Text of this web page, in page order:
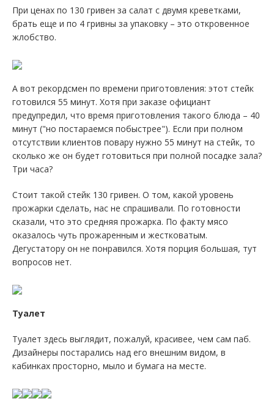
При ценах по 130 гривен за салат с двумя креветками,
брать еще и по 4 гривны за упаковку – это откровенное
жлобство.
А вот рекордсмен по времени приготовления: этот стейк
готовился 55 минут. Хотя при заказе официант
предупредил, что время приготовления такого блюда – 40
минут ("но постараемся побыстрее"). Если при полном
отсутствии клиентов повару нужно 55 минут на стейк, то
сколько же он будет готовиться при полной посадке зала?
Три часа?
Стоит такой стейк 130 гривен. О том, какой уровень
прожарки сделать, нас не спрашивали. По готовности
сказали, что это средняя прожарка. По факту мясо
оказалось чуть прожаренным и жестковатым.
Дегустатору он не понравился. Хотя порция большая, тут
вопросов нет.
Туалет
Туалет здесь выглядит, пожалуй, красивее, чем сам паб.
Дизайнеры постарались над его внешним видом, в
кабинках просторно, мыло и бумага на месте.